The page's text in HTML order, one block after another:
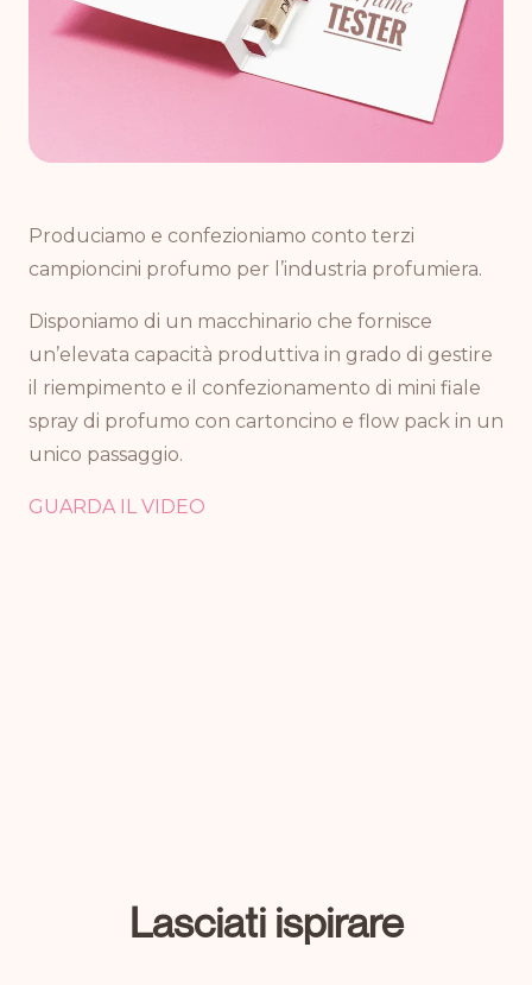
Produciamo e confezioniamo conto terzi
campioncini profumo per l’industria profumiera.
Disponiamo di un macchinario che fornisce
un’elevata capacità produttiva in grado di gestire
il riempimento e il confezionamento di mini fiale
spray di profumo con cartoncino e flow pack in un
unico passaggio.
GUARDA IL VIDEO
Lasciati ispirare